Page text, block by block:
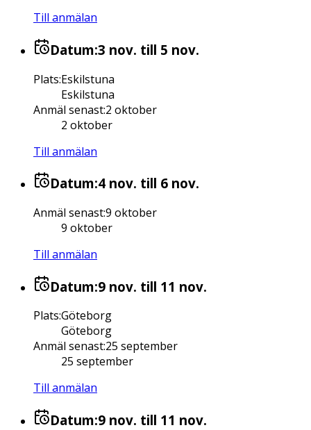
Till anmälan
Datum:3 nov. till 5 nov.
Plats:Eskilstuna
Eskilstuna
Anmäl senast:2 oktober
2 oktober
Till anmälan
Datum:4 nov. till 6 nov.
Anmäl senast:9 oktober
9 oktober
Till anmälan
Datum:9 nov. till 11 nov.
Plats:Göteborg
Göteborg
Anmäl senast:25 september
25 september
Till anmälan
Datum:9 nov. till 11 nov.